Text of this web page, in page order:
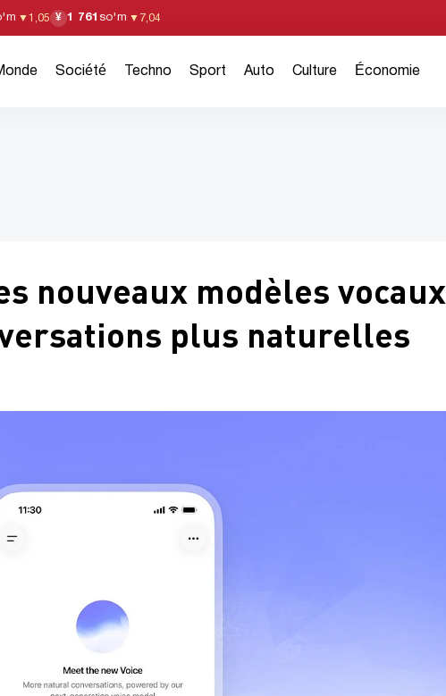
▼1,05 ¥ 1 761 so'm ▼ 7,04
Société Techno Sport Auto Culture Économie
nouveaux modèles vocaux
plus naturelles